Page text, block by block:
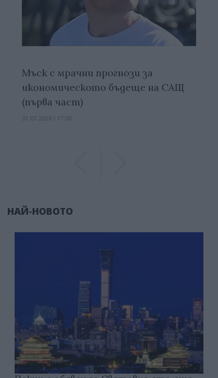
Мъск с мрачни прогнози за
икономическото бъдеще на САЩ
(първа част)
31.07.2026 / 17:00
НАЙ-НОВОТО